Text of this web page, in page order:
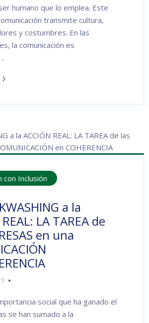
humano que lo emplea. Este
transmite cultura,
y costumbres. En las
la comunicación es
con Inclusión
a la
LA TAREA de
en una
social que ha ganado el
se han sumado a la